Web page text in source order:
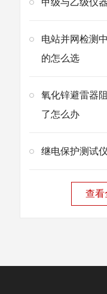
甲级与乙级仪
电站并网检测
的怎么选
氧化锌避雷器
了怎么办
继电保护测试
查看